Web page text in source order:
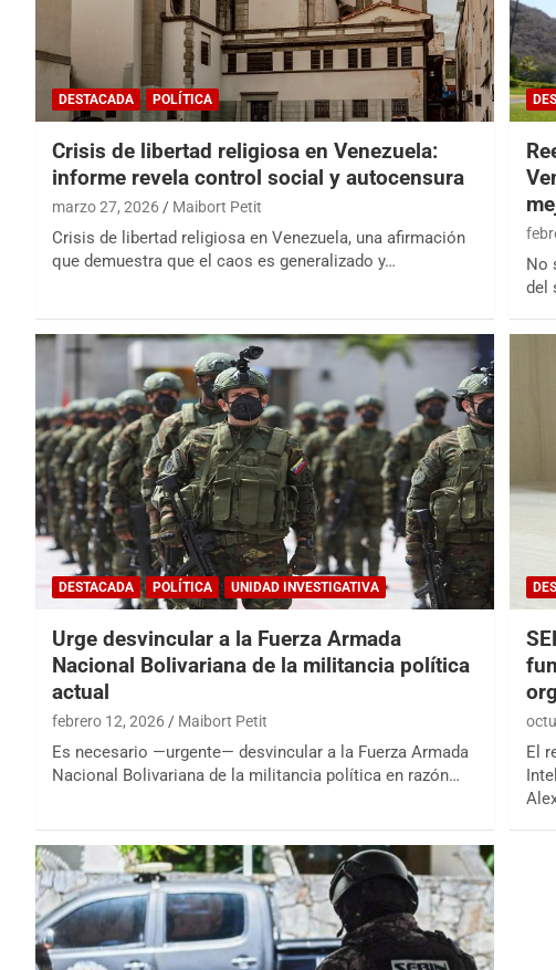
DESTACADA POLÍTICA
Crisis de libertad religiosa en Venezuela:
informe revela control social y autocensura
marzo 27, 2026 Maibort Petit
Crisis de libertad religiosa en Venezuela, una afirmación
que demuestra que el caos es generalizado y…
No
del
DESTACADA POLÍTICA UNIDAD INVESTIGATIVA
Urge desvincular a la Fuerza Armada
Nacional Bolivariana de la militancia política
actual
febrero 12, 2026 Maibort Petit
Es necesario —urgente— desvincular a la Fuerza Armada
Nacional Bolivariana de la militancia política en razón…
El